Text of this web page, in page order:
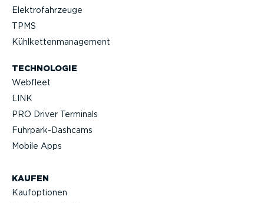
Elektro­fahr­zeuge
TPMS
Kühlket­ten­ma­nagement
TECHNOLOGIE
Webfleet
LINK
PRO Driver Terminals
Fuhrpar­k-Da­shcams
Mobile Apps
KAUFEN
Kaufop­tionen